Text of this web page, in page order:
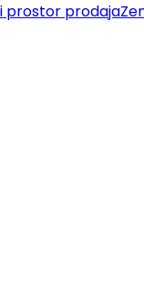
prostor prodaja